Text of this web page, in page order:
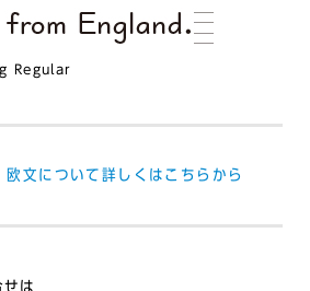
Regular
文について詳しくはこちらから
は